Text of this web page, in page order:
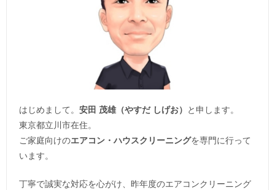
はじめまして。 安田 茂雄（やすだ しげお）
と申します。
東京都立川市在住。
ご家庭向けのエアコン・ハウスクリーニングを専門に行って
います。
丁寧で誠実な対応を心がけ、昨年度のエアコンクリーニング